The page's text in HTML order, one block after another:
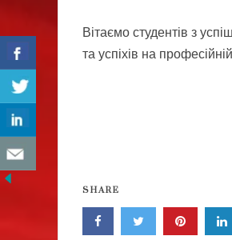
Вітаємо студентів з
та успіхів на
SHARE